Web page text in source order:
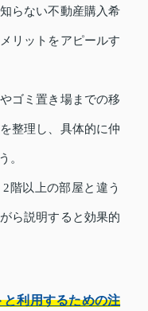
らない不動産購入希
リットをアピールす
ゴミ置き場までの移
整理し、具体的に仲
。
階以上の部屋と違う
ら説明すると効果的
利用するための注